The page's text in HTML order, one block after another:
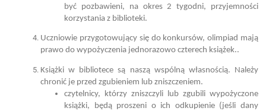
być pozbawieni, na okres 2 tygodni, przyjemności
korzystania z biblioteki.
Uczniowie przygotowujący się do konkursów, olimpiad mają
prawo do wypożyczenia jednorazowo czterech książek..
Książki w bibliotece są naszą wspólną własnością. Należy
chronić je przed zgubieniem lub zniszczeniem.
czytelnicy, którzy zniszczyli lub zgubili wypożyczone
książki, będą proszeni o ich odkupienie (jeśli dany